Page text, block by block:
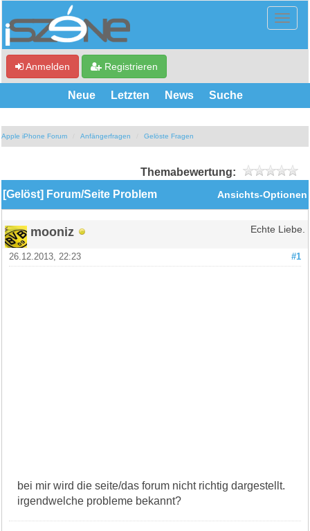
Anmelden Registrieren
Neue Letzten News Suche
Apple iPhone Forum Anfängerfragen Gelöste Fragen
Themabewertung:
Ansichts-Optionen
[Gelöst] Forum/Seite Problem
mooniz Echte Liebe.
#1
26.12.2013, 22:23
bei mir wird die seite/das forum nicht richtig dargestellt.
irgendwelche probleme bekannt?